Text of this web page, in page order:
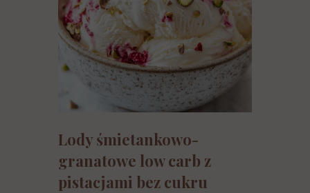
Lody śmietankowo-
granatowe low carb z
pistacjami bez cukru